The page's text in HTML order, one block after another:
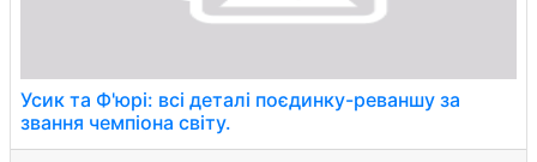
Усик та Ф'юрі: всі деталі поєдинку-реваншу за
звання чемпіона світу.